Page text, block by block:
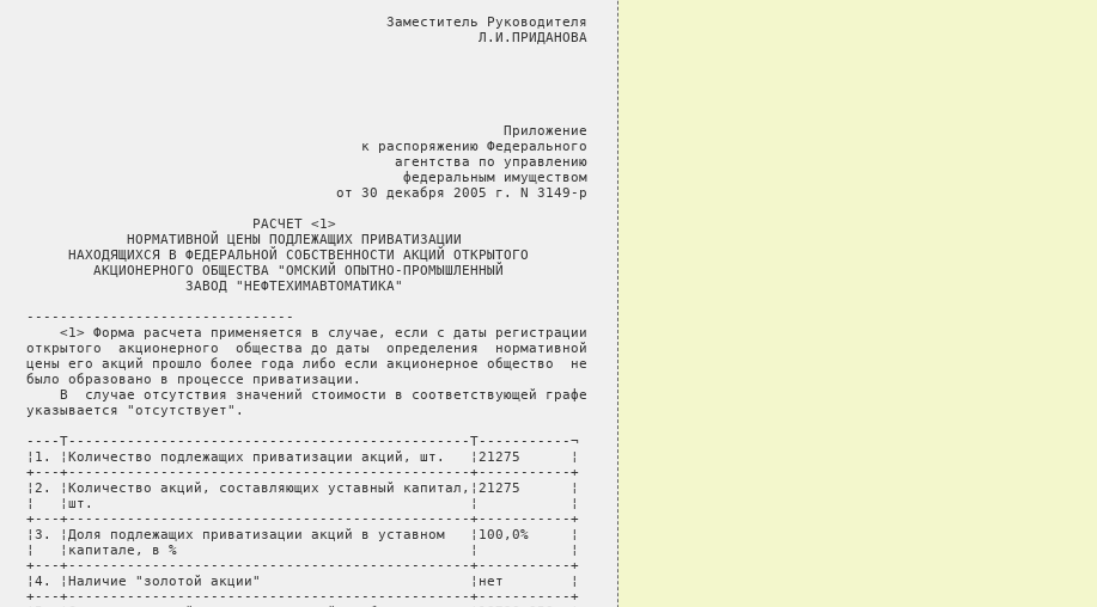
                                              Заместитель Руководителя
                                                         Л.И.ПРИДАНОВА
                                                            Приложение
                                           к распоряжению Федерального
                                               агентства по управлению
                                                федеральным имуществом
                                        от 30 декабря 2005 г. N 3149-р
                              РАСЧЕТ <1>
               НОРМАТИВНОЙ ЦЕНЫ ПОДЛЕЖАЩИХ ПРИВАТИЗАЦИИ
        НАХОДЯЩИХСЯ В ФЕДЕРАЛЬНОЙ СОБСТВЕННОСТИ АКЦИЙ ОТКРЫТОГО
           АКЦИОНЕРНОГО ОБЩЕСТВА "ОМСКИЙ ОПЫТНО-ПРОМЫШЛЕННЫЙ
                      ЗАВОД "НЕФТЕХИМАВТОМАТИКА"
   --------------------------------
       <1> Форма расчета применяется в случае, если с даты регистрации
   открытого  акционерного  общества до даты  определения  нормативной
   цены его акций прошло более года либо если акционерное общество  не
   было образовано в процессе приватизации.
       В  случае отсутствия значений стоимости в соответствующей графе
   указывается "отсутствует".
   ----T------------------------------------------------T-----------¬
   ¦1. ¦Количество подлежащих приватизации акций, шт.   ¦21275      ¦
   +---+------------------------------------------------+-----------+
   ¦2. ¦Количество акций, составляющих уставный капитал,¦21275      ¦
   ¦   ¦шт.                                             ¦           ¦
   +---+------------------------------------------------+-----------+
   ¦3. ¦Доля подлежащих приватизации акций в уставном   ¦100,0%     ¦
   ¦   ¦капитале, в %                                   ¦           ¦
   +---+------------------------------------------------+-----------+
   ¦4. ¦Наличие "золотой акции"                         ¦нет        ¦
   +---+------------------------------------------------+-----------+